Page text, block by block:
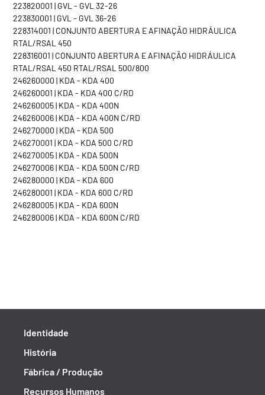
223820001 | GVL - GVL 32-26
223830001 | GVL - GVL 36-26
228314001 | CONJUNTO ABERTURA E AFINAÇÃO HIDRÁULICA
RTAL/RSAL 450
228316001 | CONJUNTO ABERTURA E AFINAÇÃO HIDRÁULICA
RTAL/RSAL 450 RTAL/RSAL 500/800
246260000 | KDA - KDA 400
246260001 | KDA - KDA 400 C/RD
246260005 | KDA - KDA 400N
246260006 | KDA - KDA 400N C/RD
246270000 | KDA - KDA 500
246270001 | KDA - KDA 500 C/RD
246270005 | KDA - KDA 500N
246270006 | KDA - KDA 500N C/RD
246280000 | KDA - KDA 600
246280001 | KDA - KDA 600 C/RD
246280005 | KDA - KDA 600N
246280006 | KDA - KDA 600N C/RD
Identidade
História
Fábrica / Produção
Recursos Humanos